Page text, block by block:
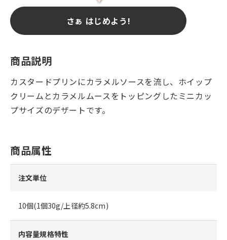
さぁ はじめよう!
商品説明
カスタードプリンにカラメルソースを流し、ホイップ
クリームとカラメルムースをトッピングしたミニカッ
プサイズのデザートです。
商品属性
注文単位
10個(1個30g/上径約5.8cm)
内容量規格特性